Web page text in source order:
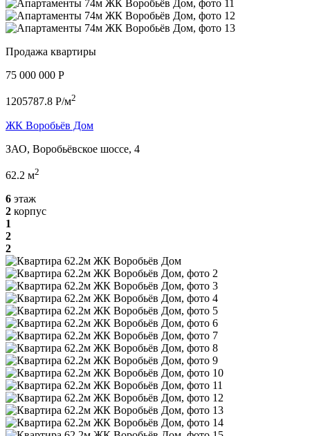
Продажа квартиры
75 000 000 P
1205787.8 P/м2
ЖК Воробьёв Дом
ЗАО, Воробьёвское шоссе, 4
62.2 м2
6 этаж
2 корпус
1
2
2